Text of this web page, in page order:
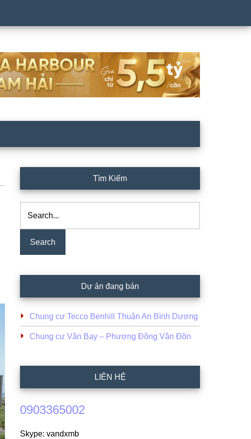
Sidebar
Tìm Kiếm
Dự án đang bán
Chung cư Tecco Benhill Thuận An Bình Dương
Chung cư Vân Bay – Phương Đông Vân Đồn
LIÊN HỆ
0903365002
Skype: vandxmb